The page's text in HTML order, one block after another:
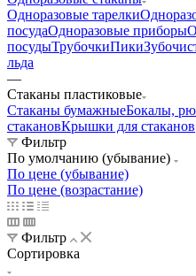
Одноразовые тарелки
посудаОдноразовые приборы
посудыТрубочкиПики
льда
—
Стаканы пластиковые
Стаканы бумажныеБокалы,
стакановКрышки для стаканов
Фильтр
По умолчанию (убывание)
По цене (убывание)
По цене (возрастание)
Фильтр
Сортировка